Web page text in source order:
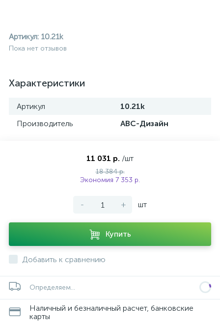
Артикул: 10.21k
Пока нет отзывов
Характеристики
Артикул
10.21k
Производитель
АВС-Дизайн
11 031 р. /шт
18 384 р.
Экономия 7 353 р.
- + шт
Купить
Добавить к сравнению
Определяем...
Наличный и безналичный расчет, банковские
карты